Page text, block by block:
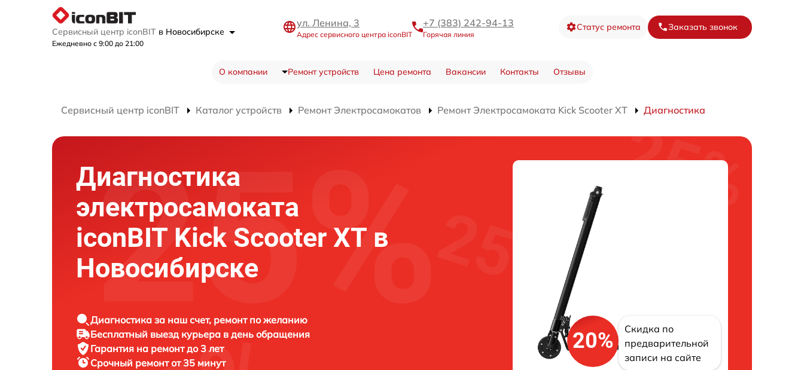
Сервисный центр iconBIT в Новосибирске
Ежедневно с 9:00 до 21:00
ул. Ленина, 3
Адрес сервисного центра iconBIT
+7 (383) 242-94-13
Горячая линия
Статус ремонта Заказать звонок
О компании Ремонт устройств Цена ремонта Вакансии Контакты Отзывы
Сервисный центр iconBIT Каталог устройств Ремонт Электросамокатов Ремонт Электросамоката Kick Scooter XT Диагностика
Диагностика
электросамоката
iconBIT Kick Scooter XT в
Новосибирске
Диагностика за наш счет, ремонт по желанию
Бесплатный выезд курьера в день обращения
Гарантия на ремонт до 3 лет
Срочный ремонт от 35 минут
20%
Скидка по
предварительной
записи на сайте